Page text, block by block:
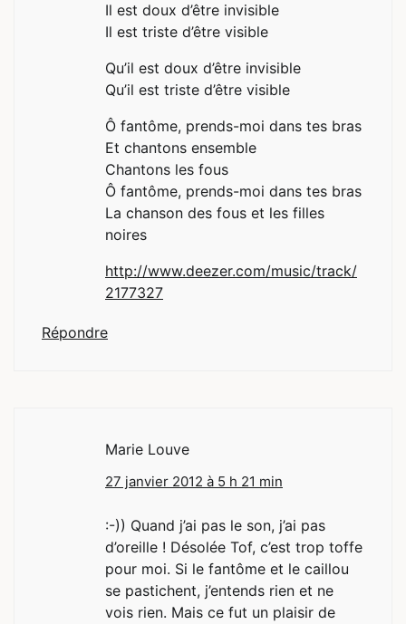
Il est doux d’être invisible
Il est triste d’être visible
Qu’il est doux d’être invisible
Qu’il est triste d’être visible
Ô fantôme, prends-moi dans tes bras
Et chantons ensemble
Chantons les fous
Ô fantôme, prends-moi dans tes bras
La chanson des fous et les filles
noires
http://www.deezer.com/music/track/
2177327
Répondre
Marie Louve
27 janvier 2012 à 5 h 21 min
:-)) Quand j’ai pas le son, j’ai pas
d’oreille ! Désolée Tof, c’est trop toffe
pour moi. Si le fantôme et le caillou
se pastichent, j’entends rien et ne
vois rien. Mais ce fut un plaisir de